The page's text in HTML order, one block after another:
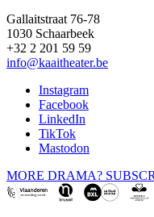
Gallaitstraat 76-78
1030 Schaarbeek
+32 2 201 59 59
info@kaaitheater.be
Instagram
Facebook
LinkedIn
TikTok
Mastodon
MORE DRAMA?